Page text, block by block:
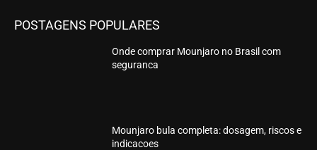
POSTAGENS POPULARES
Onde comprar Mounjaro no Brasil com
seguranca
Mounjaro bula completa: dosagem, riscos e
indicacoes